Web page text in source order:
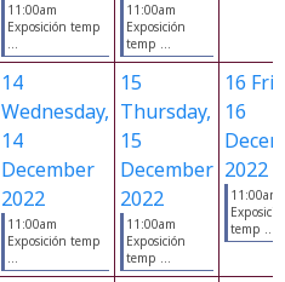
11:00am
Exposición temp
...
11:00am
Exposición
temp ...
14
Wednesday,
14
December
2022
11:00am
Exposición temp
...
15
Thursday,
15
December
2022
11:00am
Exposición
temp ...
16
16
2022
11:00am
temp ...